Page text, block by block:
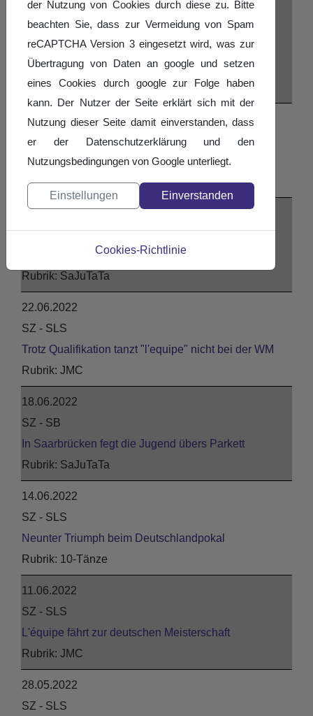
24.09.2022
SZ - SB
Schwestern-Duell Höhepunkt der Tanz-
Saarlandmeisterschaft
Std./Latein
24.07.2022
SaarSport Magazin 4. Ausgabe
Eins sein mit der Musik!
JMC
23.06.2022
SZ - SB
Saarbrücker Paare tanzen aufs Siegerpodest
SaJuTaTa
22.06.2022
SZ - SLS
Trotz Qualifikation tanzt "l'equipe" nicht bei der WM
JMC
18.06.2022
SZ - SB
In Saarbrücken fegt die Jugend übers Parkett
SaJuTaTa
14.06.2022
SZ - SLS
Neunter Triumph beim Deutschlandpokal
10-Tänze
11.06.2022
SZ - SLS
L'équipe fährt zur deutschen Meisterschaft
JMC
28.05.2022
SZ - SLS
der Nutzung von Cookies durch diese zu. Bitte
beachten Sie, dass zur Vermeidung von Spam
reCAPTCHA Version 3 eingesetzt wird, was zur
Übertragung von Daten an google und setzen
eines Cookies durch google zur Folge haben
kann. Der Nutzer der Seite erklärt sich mit der
Nutzung dieser Seite damit einverstanden, dass
er der Datenschutzerklärung und den
Nutzungsbedingungen von Google unterliegt.
Einstellungen Einverstanden
Cookies-Richtlinie